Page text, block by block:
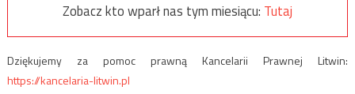
Zobacz kto wparł nas tym miesiącu: Tutaj
Dziękujemy za pomoc prawną Kancelarii Prawnej Litwin:
https://kancelaria-litwin.pl